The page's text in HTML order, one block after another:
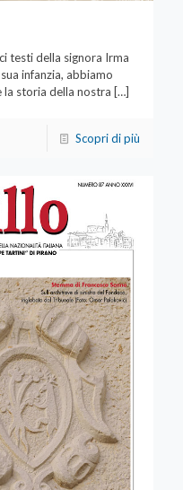
testi della signora Irma
infanzia, abbiamo
la storia della nostra […]
Scopri di più